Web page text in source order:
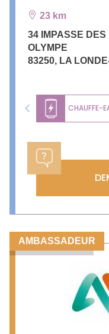
23 km
34 IMPASSE
OLYMPE
83250, LA
CHAUFFE-
Previous
AMBASSADEUR